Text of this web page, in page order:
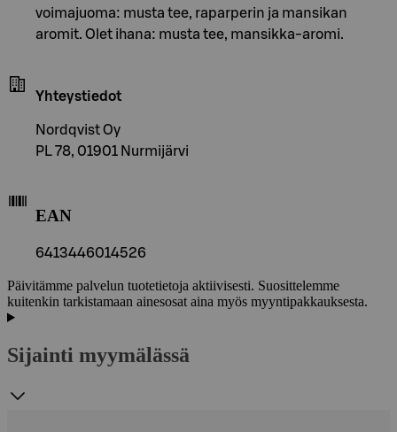
voimajuoma: musta tee, raparperin ja mansikan
aromit. Olet ihana: musta tee, mansikka-aromi.
Yhteystiedot
Nordqvist Oy
PL 78, 01901 Nurmijärvi
EAN
6413446014526
Päivitämme palvelun tuotetietoja aktiivisesti. Suosittelemme
kuitenkin tarkistamaan ainesosat aina myös myyntipakkauksesta.
Sijainti myymälässä